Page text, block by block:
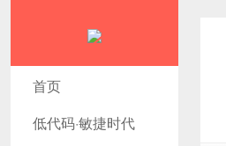
首页
低代码·敏捷时代